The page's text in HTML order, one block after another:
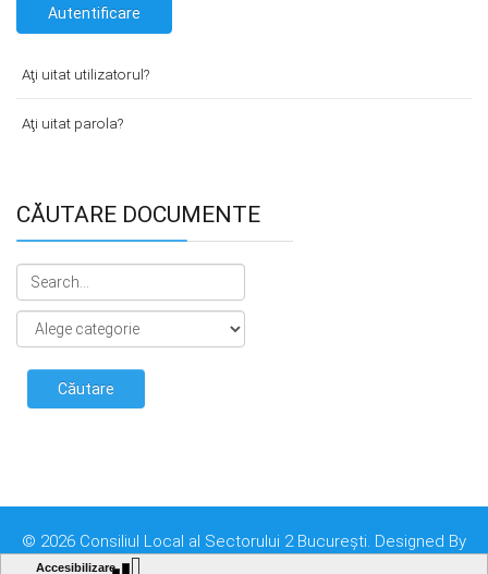
Autentificare
Aţi uitat utilizatorul?
Aţi uitat parola?
CĂUTARE DOCUMENTE
© 2026 Consiliul Local al Sectorului 2 București. Designed By
Direcţia Transparenţă Instituţională - Compartimentul